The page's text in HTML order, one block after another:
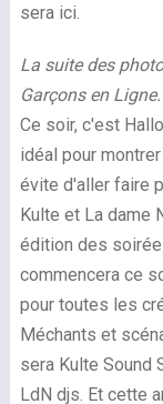
sera ici.
La suite des
Garçons en Ligne.
Ce soir, c'est
idéal pour
évite d'aller faire
Kulte et La dame
édition des
commencera ce
pour toutes les
Méchants et
sera Kulte Sound
LdN djs. Et cette